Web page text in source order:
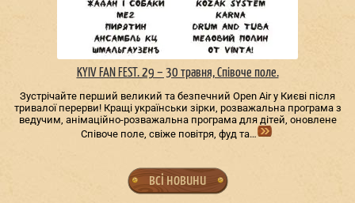
KYIV FAN FEST. 29 – 30 травня, Співоче поле.
Зустрічайте перший великий та безпечний Open Air у Києві після
тривалої перерви! Кращі українськи зірки, розважальна програма з
ведучим, анімаційно-розважальна програма для дітей, оновлене
Співоче поле, свіже повітря, фуд та…
всі новини